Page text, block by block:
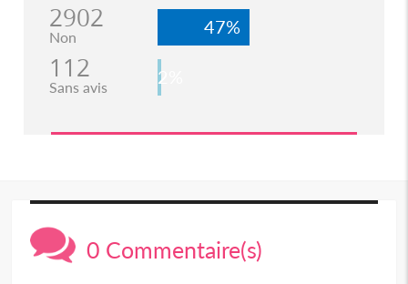
2902
Non 47%
112
Sans avis 2%
0 Commentaire(s)